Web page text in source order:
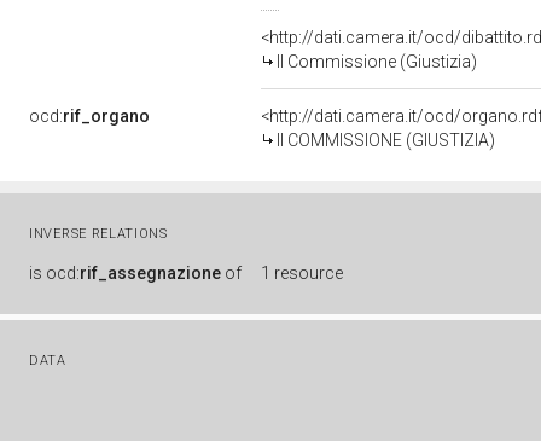
<http://dati.camera.it/ocd/
II Commissione (Giustizia)
ocd:rif_organo
<http://dati.camera.it/ocd/
II COMMISSIONE (GIUSTIZIA)
INVERSE RELATIONS
is ocd:rif_assegnazione of 1 resource
DATA